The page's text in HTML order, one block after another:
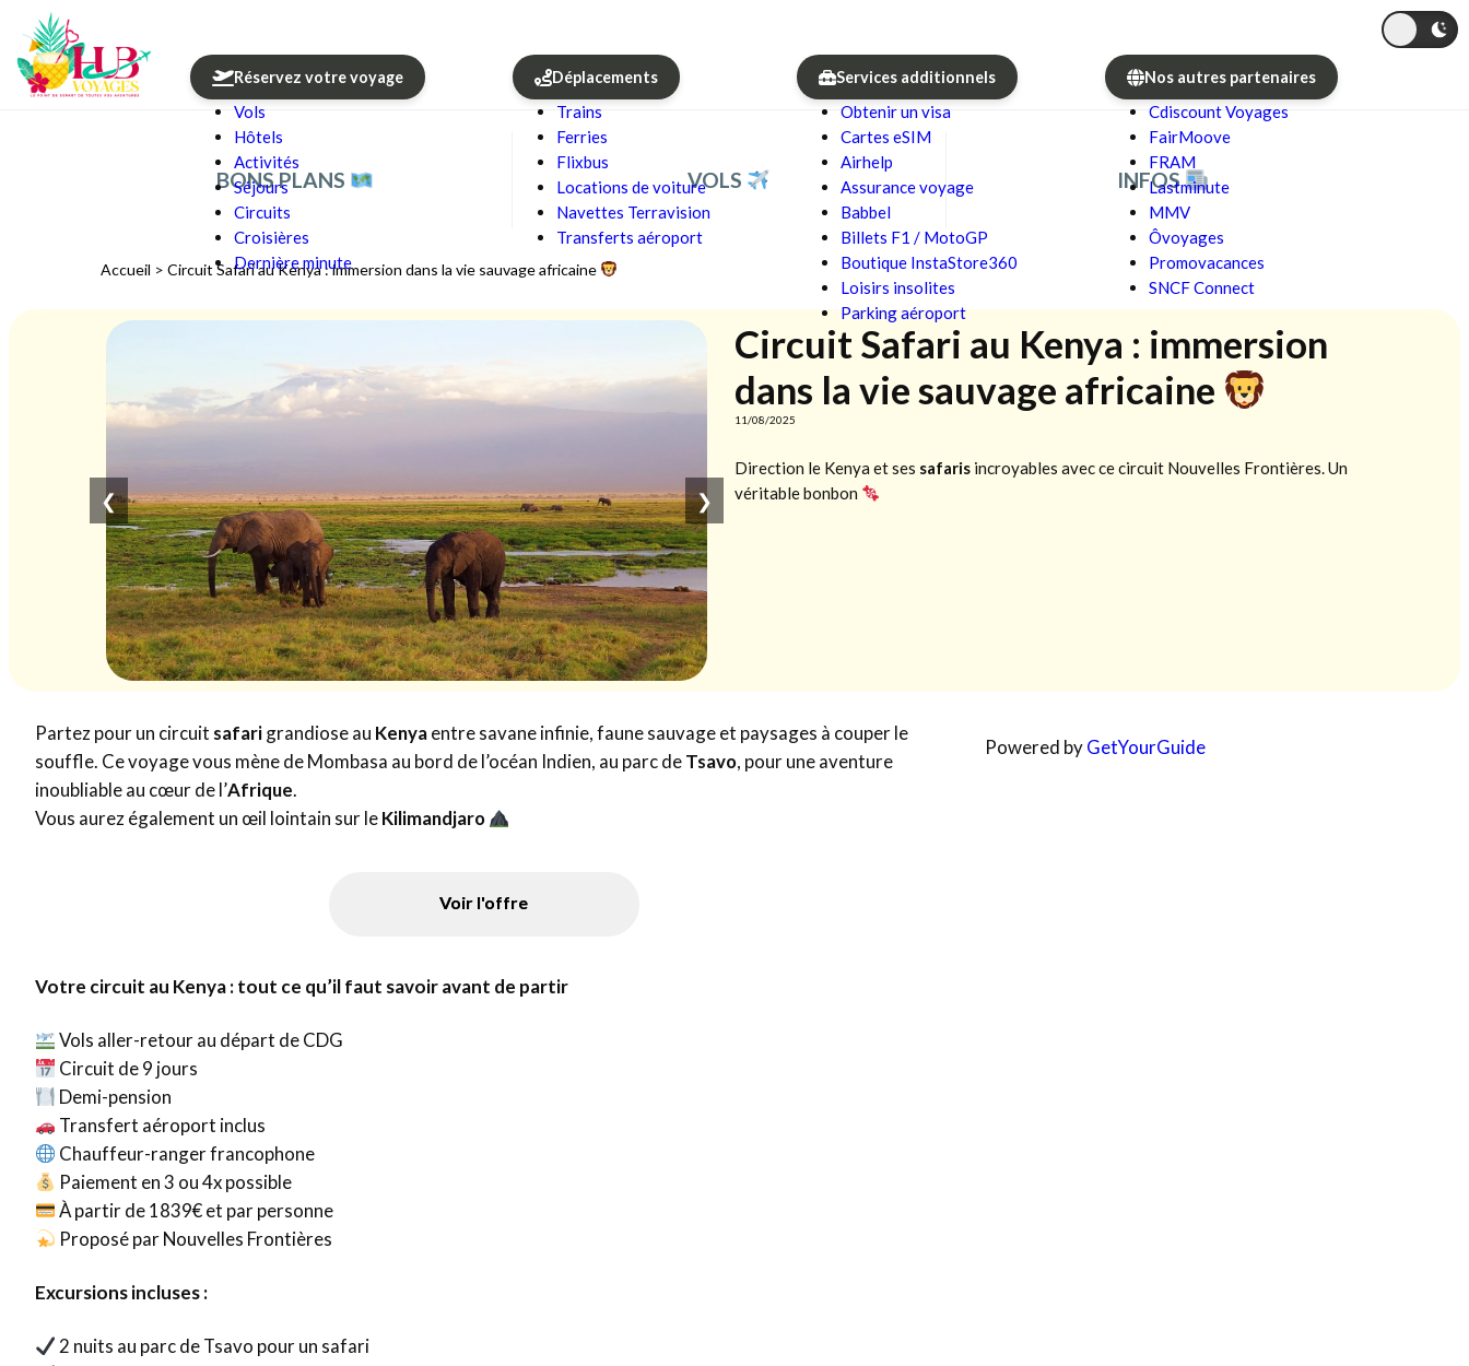
Réservez votre voyage
Vols
Hôtels
Activités
Séjours
Circuits
Croisières
Dernière minute
Déplacements
Trains
Ferries
Flixbus
Locations de voiture
Navettes Terravision
Transferts aéroport
Services additionnels
Obtenir un visa
Cartes eSIM
Airhelp
Assurance voyage
Babbel
Billets F1 / MotoGP
Boutique InstaStore360
Loisirs insolites
Parking aéroport
Nos autres partenaires
Cdiscount Voyages
FairMoove
FRAM
Lastminute
MMV
Ôvoyages
Promovacances
SNCF Connect
BONS PLANS VOLS INFOS
Accueil > Circuit Safari au Kenya : immersion dans la vie sauvage africaine
❮ ❯
Circuit Safari au Kenya : immersion
dans la vie sauvage africaine
11/08/2025
Direction le Kenya et ses safaris incroyables avec ce circuit Nouvelles Frontières. Un
véritable bonbon
Partez pour un circuit safarigrandiose au Kenyaentre savane infinie, faune sauvage et paysages à couper le
souffle. Ce voyage vous mène de Mombasa au bord de l’océan Indien, au parc deTsavo, pour une aventure
inoubliable au cœur de l’Afrique.
Vous aurez également un œil lointain sur leKilimandjaro
Voir l'offre
Votre circuit au Kenya : tout ce qu’il faut savoir avant de partir
Vols aller-retour au départ de CDG
Circuit de 9 jours
Demi-pension
Transfert aéroport inclus
Chauffeur-ranger francophone
Paiement en 3 ou 4x possible
À partir de 1839€ et par personne
Proposé par Nouvelles Frontières
Excursions incluses :
2 nuits au parc de Tsavo pour un safari
Powered byGetYourGuide